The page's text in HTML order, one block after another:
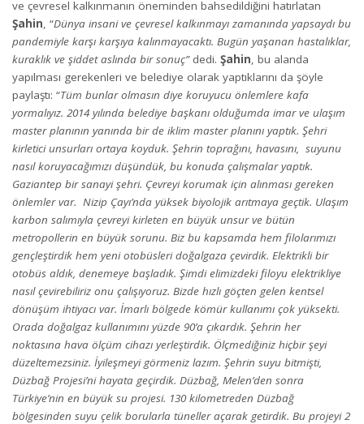
ve çevresel kalkınmanın öneminden bahsedildiğini hatırlatan
Şahin , “Dünya insani ve çevresel kalkınmayı zamanında yapsaydı bu
pandemiyle karşı karşıya kalınmayacaktı. Bugün yaşanan hastalıklar,
kuraklık ve şiddet aslında bir sonuç” dedi. Şahin , bu alanda
yapılması gerekenleri ve belediye olarak yaptıklarını da şöyle
paylaştı: “Tüm bunlar olmasın diye koruyucu önlemlere kafa
yormalıyız. 2014 yılında belediye başkanı olduğumda imar ve ulaşım
master planının yanında bir de iklim master planını yaptık. Şehri
kirletici unsurları ortaya koyduk. Şehrin toprağını, havasını, suyunu
nasıl koruyacağımızı düşündük, bu konuda çalışmalar yaptık.
Gaziantep bir sanayi şehri. Çevreyi korumak için alınması gereken
önlemler var. Nizip Çayı’nda yüksek biyolojik arıtmaya geçtik. Ulaşım
karbon salımıyla çevreyi kirleten en büyük unsur ve bütün
metropollerin en büyük sorunu. Biz bu kapsamda hem filolarımızı
gençleştirdik hem yeni otobüsleri doğalgaza çevirdik. Elektrikli bir
otobüs aldık, denemeye başladık. Şimdi elimizdeki filoyu elektrikliye
nasıl çevirebiliriz onu çalışıyoruz. Bizde hızlı göçten gelen kentsel
dönüşüm ihtiyacı var. İmarlı bölgede kömür kullanımı çok yüksekti.
Orada doğalgaz kullanımını yüzde 90’a çıkardık. Şehrin her
noktasına hava ölçüm cihazı yerleştirdik. Ölçmediğiniz hiçbir şeyi
düzeltemezsiniz. İyileşmeyi görmeniz lazım. Şehrin suyu bitmişti,
Düzbağ Projesi’ni hayata geçirdik. Düzbağ, Melen’den sonra
Türkiye’nin en büyük su projesi. 130 kilometreden Düzbağ
bölgesinden suyu çelik borularla tüneller açarak getirdik. Bu projeyi 2